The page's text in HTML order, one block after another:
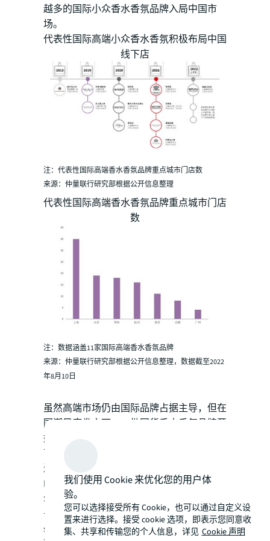
越多的国际小众香水香氛品牌入局中国市
场。
代表性国际高端小众香水香氛积极布局中国
线下店
注：代表性国际高端香水香氛品牌重点城市门店数
来源：仲量联行研究部根据公开信息整理
代表性国际高端香水香氛品牌重点城市门店
数
注：数据涵盖11家国际高端香水香氛品牌
来源：仲量联行研究部根据公开信息整理，数据截至2022
年8月10日
虽然高端市场仍由国际品牌占据主导，但在
国潮风席卷之下，一批国货香水香氛品牌开
始走入大众视线。许多年轻消费者开始认
可、尝试，甚至热衷于购买国货香氛品牌。
近两年来，国产香氛品牌初露锋芒。御梵、
Plustwo普拉斯兔、RECLASSIFIED调香室、
Scentooze三兔、Next Beauty China、气味图
书馆、DOCUMENTS闻献、SEVENCHIC，melt
season等香氛品牌相继获得融资，香氛品牌
我们使用 Cookie 来优化您的用户体
验。
您可以选择接受所有 Cookie，也可以通过自定义设
置来进行选择。接受 cookie 选项，即表示您同意收
集、共享和传输您的个人信息，详见 Cookie 声明